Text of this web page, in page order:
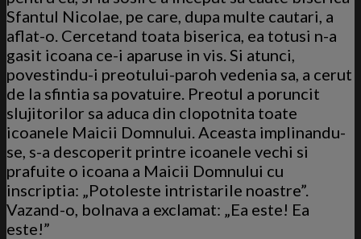
Sfantul Nicolae, pe care, dupa multe cautari, a
aflat-o. Cercetand toata biserica, ea totusi n-a
gasit icoana ce-i aparuse in vis. Si atunci,
povestindu-i preotului-paroh vedenia sa, a cerut
de la sfintia sa povatuire. Preotul a poruncit
slujitorilor sa aduca din clopotnita toate
icoanele Maicii Domnului. Aceasta implinandu-
se, s-a descoperit printre icoanele vechi si
prafuite o icoana a Maicii Domnului cu
inscriptia: „Potoleste intristarile noastre”.
Vazand-o, bolnava a exclamat: „Ea este! Ea
este!”